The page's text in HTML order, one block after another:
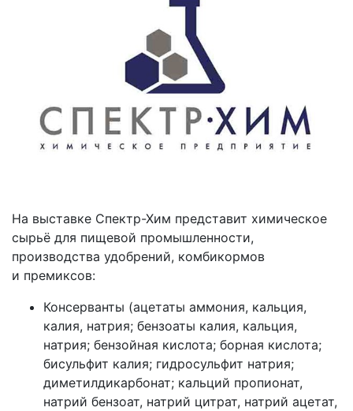
На выставке Спектр-Хим представит химическое
сырьё для пищевой промышленности,
производства удобрений, комбикормов
и премиксов:
Консерванты (ацетаты аммония, кальция,
калия, натрия; бензоаты калия, кальция,
натрия; бензойная кислота; борная кислота;
бисульфит калия; гидросульфит натрия;
диметилдикарбонат; кальций пропионат,
натрий бензоат, натрий цитрат, натрий ацетат,